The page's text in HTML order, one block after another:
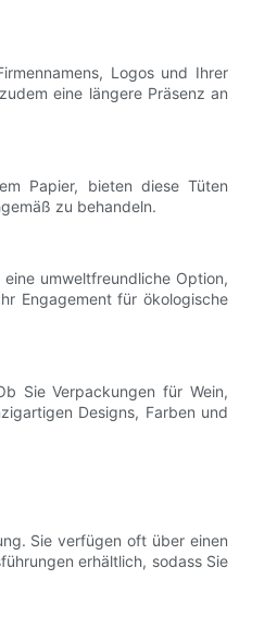
Logos und Ihrer
eine längere Präsenz an
Papier, bieten diese Tüten
zu behandeln.
umweltfreundliche Option,
Engagement für ökologische
Sie Verpackungen für Wein,
Designs, Farben und
Sie verfügen oft über einen
erhältlich, sodass Sie